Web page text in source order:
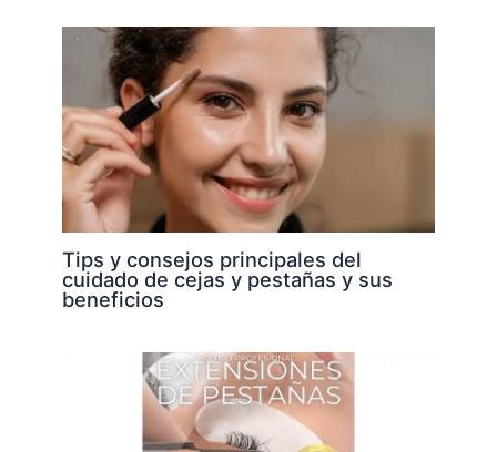
Tips y consejos principales del
cuidado de cejas y pestañas y sus
beneficios